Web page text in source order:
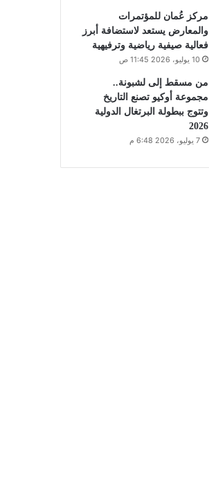
مركز عُمان للمؤتمرات
والمعارض يستعد لاستضافة أبرز
فعالية صيفية رياضية وترفيهية
10 يوليو، 2026 11:45 ص
من مسقط إلى لشبونة..
مجموعة أوكيو تصنع التاريخ
وتتوج ببطولة البرتغال الدولية
2026
7 يوليو، 2026 6:48 م